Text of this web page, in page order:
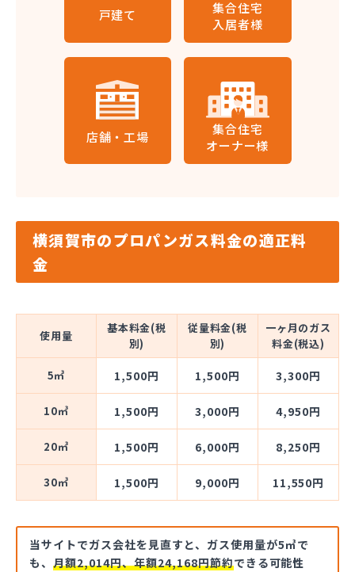
戸建て
集合住宅
入居者様
店舗・工場
集合住宅
オーナー様
横須賀市のプロパンガス料金の適正料
金
使用量
基本料金(税
別)
従量料金(税
別)
一ヶ月のガス
料金(税込)
5㎥ 1,500円 1,500円 3,300円
10㎥ 1,500円 3,000円 4,950円
20㎥ 1,500円 6,000円 8,250円
30㎥ 1,500円 9,000円 11,550円
当サイトでガス会社を見直すと、ガス使用量が5㎥で
も、 月額2,014円、年額24,168円節約できる可能性